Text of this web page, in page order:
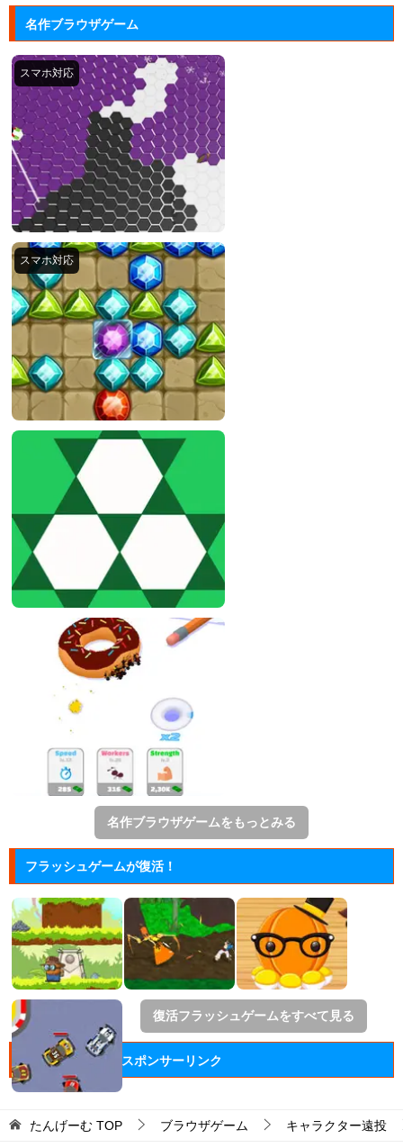
名作ブラウザゲーム
名作ブラウザゲームをもっとみる
フラッシュゲームが復活！
復活フラッシュゲームをすべて見る
スポンサーリンク
たんげーむ TOP ブラウザゲーム キャラクター遠投